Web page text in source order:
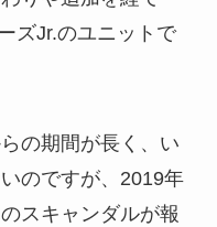
ズJr.のユニットで
の期間が長く、い
のですが、2019年
スキャンダルが報